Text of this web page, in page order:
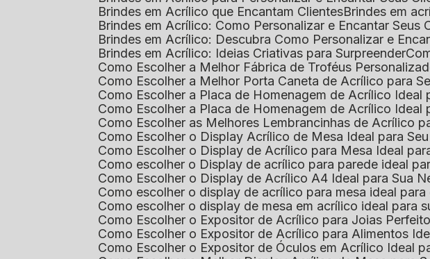
Brindes em Acrílico que Encantam Clientes
Brindes em
Brindes em Acrílico: Como Personalizar e Encantar Seus
Brindes em Acrílico: Descubra Como Personalizar e
Brindes em Acrílico: Ideias Criativas para Surpreender
Como Escolher a Melhor Fábrica de Troféus
Como Escolher a Melhor Porta Caneta de Acrílico para
Como Escolher a Placa de Homenagem de Acrílico
Como Escolher a Placa de Homenagem de Acrílico Ideal
Como Escolher as Melhores Lembrancinhas de Acrílico
Como Escolher o Display Acrílico de Mesa Ideal para
Como Escolher o Display de Acrílico para Mesa Ideal
Como escolher o Display de acrílico para parede ideal
Como Escolher o Display de Acrílico A4 Ideal para Sua
Como escolher o display de acrílico para mesa ideal
Como escolher o display de mesa em acrílico ideal para
Como Escolher o Expositor de Acrílico para Joias
Como Escolher o Expositor de Acrílico para Alimentos
Como Escolher o Expositor de Óculos em Acrílico Ideal